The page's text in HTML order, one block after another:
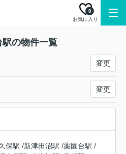
お気に入り
0
の物件一覧
変更
変更
保駅 /新津田沼駅 /薬園台駅 /